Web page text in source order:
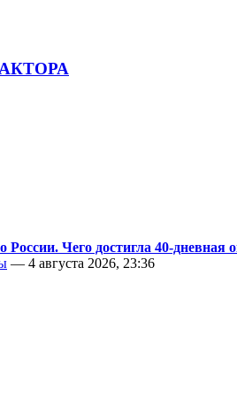
России. Чего достигла 40-дневная
— 4 августа 2026, 23:36